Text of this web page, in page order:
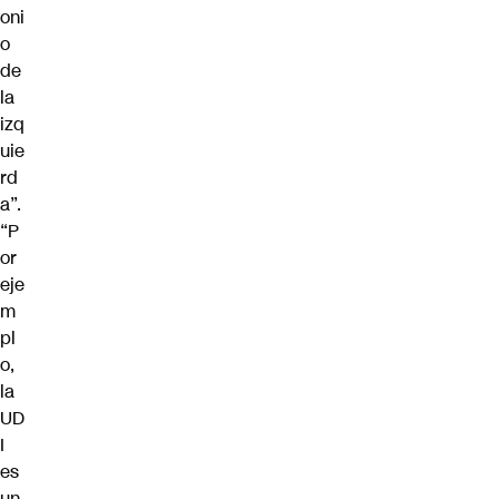
oni
o
de
la
izq
uie
rd
a”.
“P
or
eje
m
pl
o,
la
UD
I
es